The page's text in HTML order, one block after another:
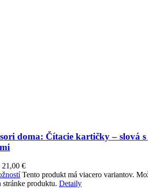
doma: Čítacie kartičky – slová
21,00 €
Tento produkt má viacero variantov.
produktu. Detaily